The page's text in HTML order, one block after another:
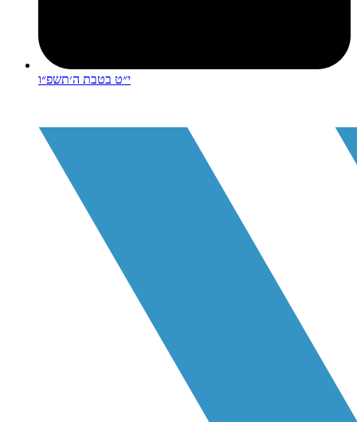
י״ט בטבת ה׳תשפ״ו